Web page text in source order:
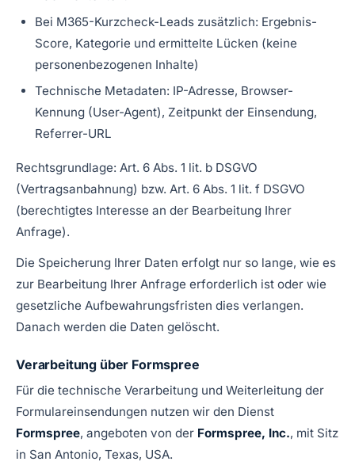
Bei M365-Kurzcheck-Leads zusätzlich: Ergebnis-
Score, Kategorie und ermittelte Lücken (keine
personenbezogenen Inhalte)
Technische Metadaten: IP-Adresse, Browser-
Kennung (User-Agent), Zeitpunkt der Einsendung,
Referrer-URL
Rechtsgrundlage: Art. 6 Abs. 1 lit. b DSGVO
(Vertragsanbahnung) bzw. Art. 6 Abs. 1 lit. f DSGVO
(berechtigtes Interesse an der Bearbeitung Ihrer
Anfrage).
Die Speicherung Ihrer Daten erfolgt nur so lange, wie es
zur Bearbeitung Ihrer Anfrage erforderlich ist oder wie
gesetzliche Aufbewahrungsfristen dies verlangen.
Danach werden die Daten gelöscht.
Verarbeitung über Formspree
Für die technische Verarbeitung und Weiterleitung der
Formulareinsendungen nutzen wir den Dienst
Formspree, angeboten von der Formspree, Inc., mit Sitz
in San Antonio, Texas, USA.